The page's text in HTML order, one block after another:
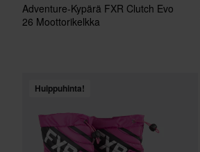
Adventure-Kypärä FXR Clutch Evo
26 Moottorikelkka
Huippuhinta!